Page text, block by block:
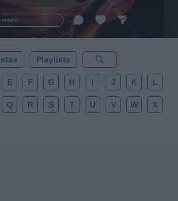
...
y siente la gravedad cero. 💾 ¡Guarda
para tu próxima noche estrellada!
Playlists
E F G H I J K L
Q R S T U V W X